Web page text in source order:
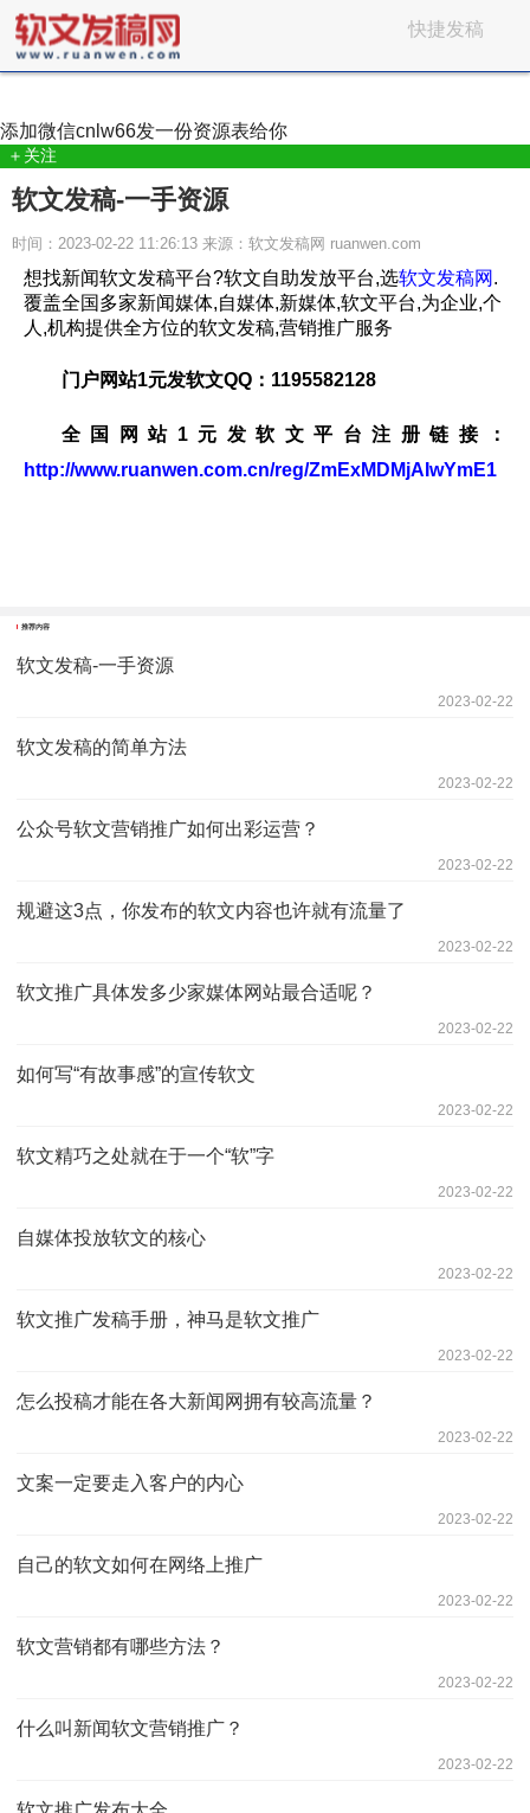
快捷发稿
添加微信cnlw66发一份资源表给你
＋关注
软文发稿-一手资源
时间：2023-02-22 11:26:13 来源：软文发稿网 ruanwen.com
想找新闻软文发稿平台?软文自助发放平台,选软文发稿网 .
覆盖全国多家新闻媒体,自媒体,新媒体,软文平台,为企业,个
人,机构提供全方位的软文发稿,营销推广服务
门户网站1元发软文QQ：1195582128
全国网站1元发软文平台注册链接：
http://www.ruanwen.com.cn/reg/ZmExMDMjAIwYmE1
推荐内容
软文发稿-一手资源
2023-02-22
软文发稿的简单方法
2023-02-22
公众号软文营销推广如何出彩运营？
2023-02-22
规避这3点，你发布的软文内容也许就有流量了
2023-02-22
软文推广具体发多少家媒体网站最合适呢？
2023-02-22
如何写“有故事感”的宣传软文
2023-02-22
软文精巧之处就在于一个“软”字
2023-02-22
自媒体投放软文的核心
2023-02-22
软文推广发稿手册，神马是软文推广
2023-02-22
怎么投稿才能在各大新闻网拥有较高流量？
2023-02-22
文案一定要走入客户的内心
2023-02-22
自己的软文如何在网络上推广
2023-02-22
软文营销都有哪些方法？
2023-02-22
什么叫新闻软文营销推广？
2023-02-22